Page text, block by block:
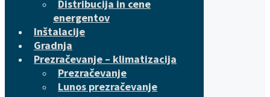
Distribucija in cene
energentov
Inštalacije
Gradnja
Prezračevanje – klimatizacija
Prezračevanje
Lunos prezračevanje